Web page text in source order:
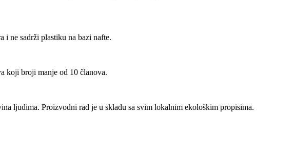
i ne sadrži plastiku na bazi nafte.
koji broji manje od 10 članova.
ljudima. Proizvodni rad je u skladu sa svim lokalnim ekološkim propisima.